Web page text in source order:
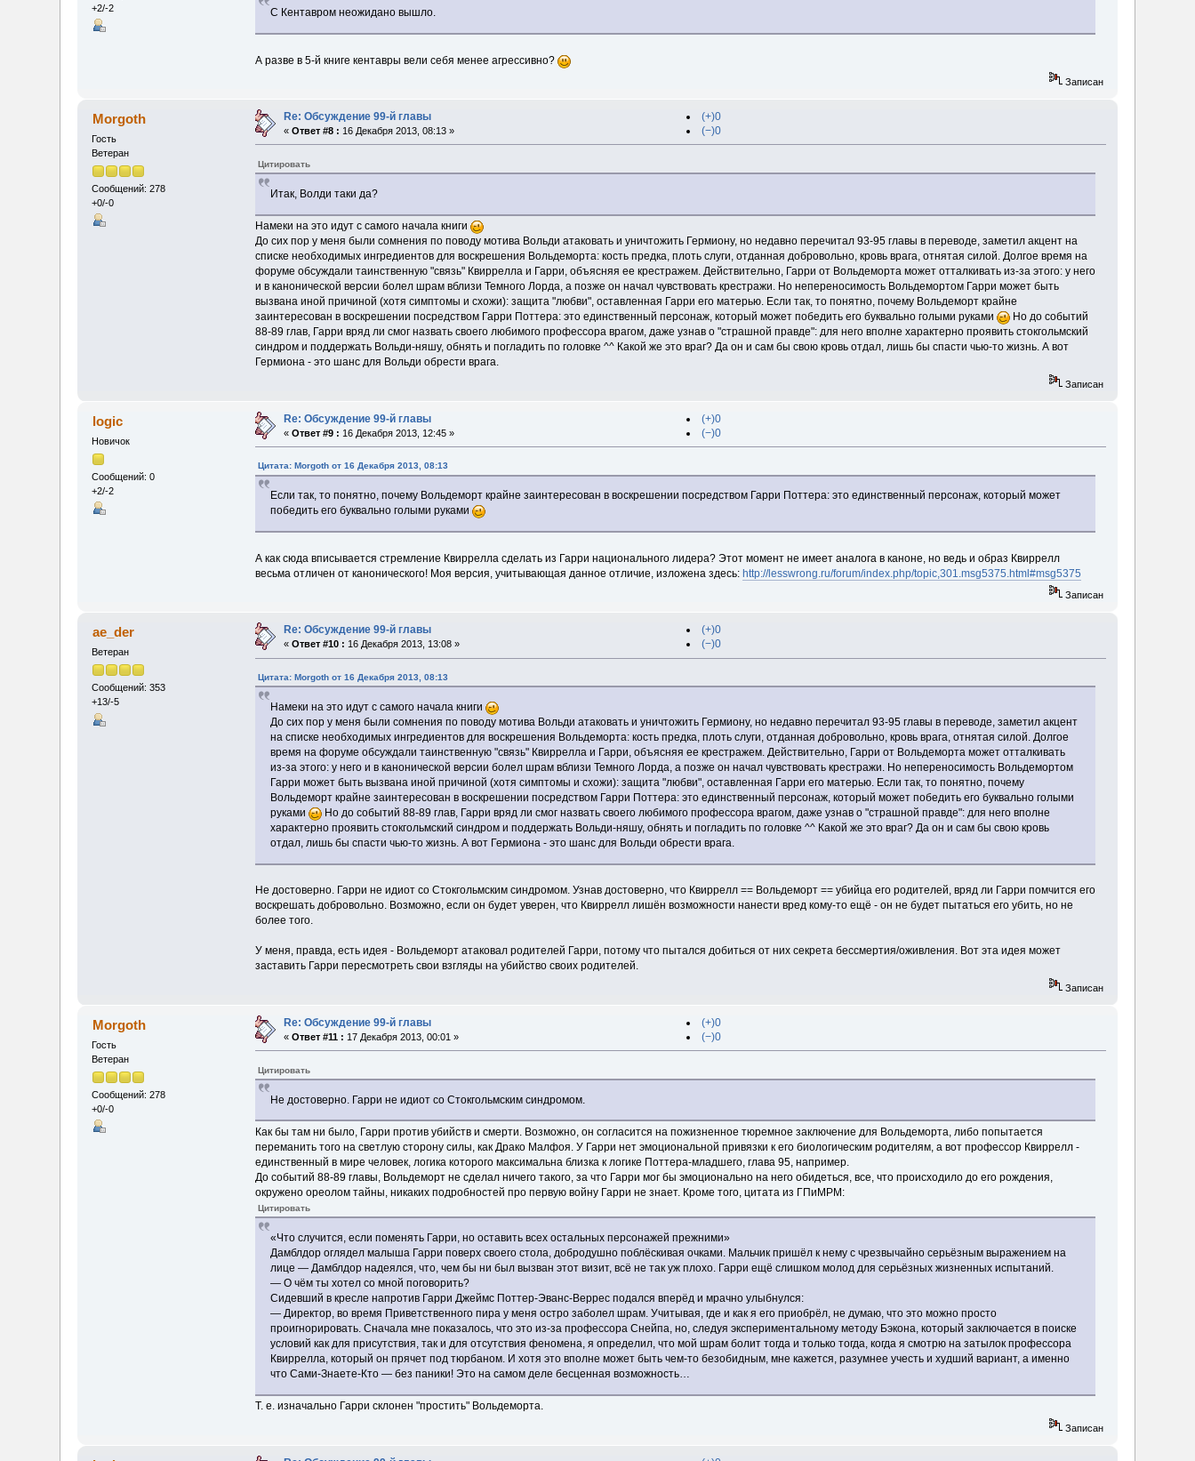
+2/-2
С Кентавром неожидано вышло.
А разве в 5-й книге кентавры вели себя менее агрессивно?
Записан
Morgoth
Гость
Ветеран
Сообщений: 278
+0/-0
Re: Обсуждение 99-й главы
«Ответ #8 : 16 Декабря 2013, 08:13 »
(+)0
(−)0
Цитировать
Итак, Волди таки да?
Намеки на это идут с самого начала книги
До сих пор у меня были сомнения по поводу мотива Вольди атаковать и уничтожить Гермиону, но недавно перечитал 93-95 главы в переводе, заметил акцент на
списке необходимых ингредиентов для воскрешения Вольдеморта: кость предка, плоть слуги, отданная добровольно, кровь врага, отнятая силой. Долгое время на
форуме обсуждали таинственную "связь" Квиррелла и Гарри, объясняя ее крестражем. Действительно, Гарри от Вольдеморта может отталкивать из-за этого: у него
и в канонической версии болел шрам вблизи Темного Лорда, а позже он начал чувствовать крестражи. Но непереносимость Вольдемортом Гарри может быть
вызвана иной причиной (хотя симптомы и схожи): защита "любви", оставленная Гарри его матерью. Если так, то понятно, почему Вольдеморт крайне
заинтересован в воскрешении посредством Гарри Поттера: это единственный персонаж, который может победить его буквально голыми руками
Но до событий
88-89 глав, Гарри вряд ли смог назвать своего любимого профессора врагом, даже узнав о "страшной правде": для него вполне характерно проявить стокгольмский
синдром и поддержать Вольди-няшу, обнять и погладить по головке ^^ Какой же это враг? Да он и сам бы свою кровь отдал, лишь бы спасти чью-то жизнь. А вот
Гермиона - это шанс для Вольди обрести врага.
Записан
logic
Новичок
Сообщений: 0
+2/-2
Re: Обсуждение 99-й главы
«Ответ #9 : 16 Декабря 2013, 12:45 »
(+)0
(−)0
Цитата: Morgoth от 16 Декабря 2013, 08:13
Если так, то понятно, почему Вольдеморт крайне заинтересован в воскрешении посредством Гарри Поттера: это единственный персонаж, который может
победить его буквально голыми руками
А как сюда вписывается стремление Квиррелла сделать из Гарри национального лидера? Этот момент не имеет аналога в каноне, но ведь и образ Квиррелл
весьма отличен от канонического! Моя версия, учитывающая данное отличие, изложена здесь: http://lesswrong.ru/forum/index.php/topic,301.msg5375.html#msg5375
Записан
ae_der
Ветеран
Сообщений: 353
+13/-5
Re: Обсуждение 99-й главы
«Ответ #10 : 16 Декабря 2013, 13:08 »
(+)0
(−)0
Цитата: Morgoth от 16 Декабря 2013, 08:13
Намеки на это идут с самого начала книги
До сих пор у меня были сомнения по поводу мотива Вольди атаковать и уничтожить Гермиону, но недавно перечитал 93-95 главы в переводе, заметил акцент
на списке необходимых ингредиентов для воскрешения Вольдеморта: кость предка, плоть слуги, отданная добровольно, кровь врага, отнятая силой. Долгое
время на форуме обсуждали таинственную "связь" Квиррелла и Гарри, объясняя ее крестражем. Действительно, Гарри от Вольдеморта может отталкивать
из-за этого: у него и в канонической версии болел шрам вблизи Темного Лорда, а позже он начал чувствовать крестражи. Но непереносимость Вольдемортом
Гарри может быть вызвана иной причиной (хотя симптомы и схожи): защита "любви", оставленная Гарри его матерью. Если так, то понятно, почему
Вольдеморт крайне заинтересован в воскрешении посредством Гарри Поттера: это единственный персонаж, который может победить его буквально голыми
руками
Но до событий 88-89 глав, Гарри вряд ли смог назвать своего любимого профессора врагом, даже узнав о "страшной правде": для него вполне
характерно проявить стокгольмский синдром и поддержать Вольди-няшу, обнять и погладить по головке ^^ Какой же это враг? Да он и сам бы свою кровь
отдал, лишь бы спасти чью-то жизнь. А вот Гермиона - это шанс для Вольди обрести врага.
Не достоверно. Гарри не идиот со Стокгольмским синдромом. Узнав достоверно, что Квиррелл == Вольдеморт == убийца его родителей, вряд ли Гарри помчится его
воскрешать добровольно. Возможно, если он будет уверен, что Квиррелл лишён возможности нанести вред кому-то ещё - он не будет пытаться его убить, но не
более того.
У меня, правда, есть идея - Вольдеморт атаковал родителей Гарри, потому что пытался добиться от них секрета бессмертия/оживления. Вот эта идея может
заставить Гарри пересмотреть свои взгляды на убийство своих родителей.
Записан
Morgoth
Гость
Ветеран
Сообщений: 278
+0/-0
Re: Обсуждение 99-й главы
«Ответ #11 : 17 Декабря 2013, 00:01 »
(+)0
(−)0
Цитировать
Не достоверно. Гарри не идиот со Стокгольмским синдромом.
Как бы там ни было, Гарри против убийств и смерти. Возможно, он согласится на пожизненное тюремное заключение для Вольдеморта, либо попытается
переманить того на светлую сторону силы, как Драко Малфоя. У Гарри нет эмоциональной привязки к его биологическим родителям, а вот профессор Квиррелл -
единственный в мире человек, логика которого максимальна близка к логике Поттера-младшего, глава 95, например.
До событий 88-89 главы, Вольдеморт не сделал ничего такого, за что Гарри мог бы эмоционально на него обидеться, все, что происходило до его рождения,
окружено ореолом тайны, никаких подробностей про первую войну Гарри не знает. Кроме того, цитата из ГПиМРМ:
Цитировать
«Что случится, если поменять Гарри, но оставить всех остальных персонажей прежними»
Дамблдор оглядел малыша Гарри поверх своего стола, добродушно поблёскивая очками. Мальчик пришёл к нему с чрезвычайно серьёзным выражением на
лице — Дамблдор надеялся, что, чем бы ни был вызван этот визит, всё не так уж плохо. Гарри ещё слишком молод для серьёзных жизненных испытаний.
— О чём ты хотел со мной поговорить?
Сидевший в кресле напротив Гарри Джеймс Поттер-Эванс-Веррес подался вперёд и мрачно улыбнулся:
— Директор, во время Приветственного пира у меня остро заболел шрам. Учитывая, где и как я его приобрёл, не думаю, что это можно просто
проигнорировать. Сначала мне показалось, что это из-за профессора Снейпа, но, следуя экспериментальному методу Бэкона, который заключается в поиске
условий как для присутствия, так и для отсутствия феномена, я определил, что мой шрам болит тогда и только тогда, когда я смотрю на затылок профессора
Квиррелла, который он прячет под тюрбаном. И хотя это вполне может быть чем-то безобидным, мне кажется, разумнее учесть и худший вариант, а именно
что Сами-Знаете-Кто — без паники! Это на самом деле бесценная возможность…
Т. е. изначально Гарри склонен "простить" Вольдеморта.
Записан